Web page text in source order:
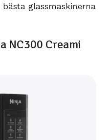
glassmaskinerna
NC300 Creami